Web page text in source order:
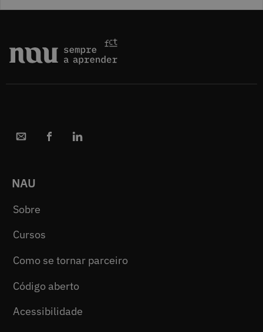
NAU
Sobre
Cursos
Como se tornar parceiro
Código aberto
Acessibilidade